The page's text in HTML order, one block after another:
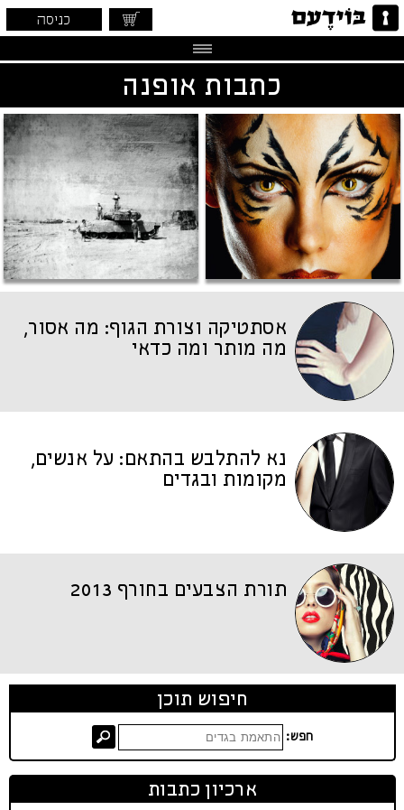
כניסה
כתבות אופנה
אסתטיקה וצורת הגוף: מה אסור,
מה מותר ומה כדאי
נא להתלבש בהתאם: על אנשים,
מקומות ובגדים
תורת הצבעים בחורף 2013
חיפוש תוכן
חפש:
ארכיון כתבות